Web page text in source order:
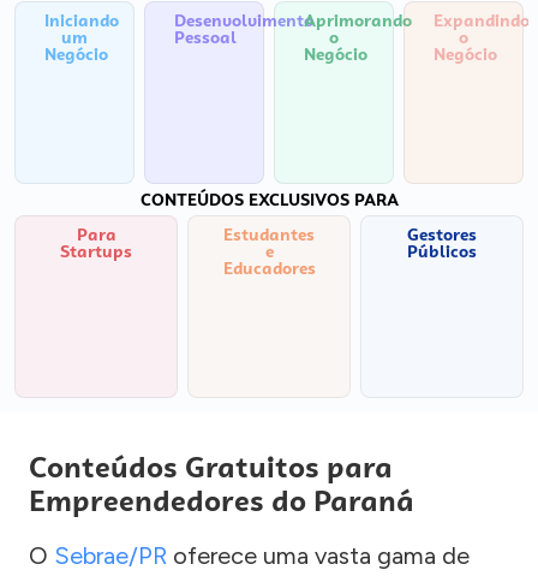
Iniciando
um
Negócio
Desenvolvimento
Pessoal
Aprimorando
o
Negócio
Expandindo
o
Negócio
CONTEÚDOS EXCLUSIVOS PARA
Para
Startups
Estudantes
e
Educadores
Gestores
Públicos
Conteúdos Gratuitos para
Empreendedores do Paraná
O Sebrae/PR oferece uma vasta gama de